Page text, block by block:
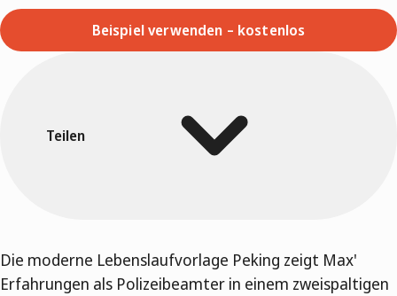
Beispiel verwenden – kostenlos
Teilen
Die moderne Lebenslaufvorlage Peking zeigt Max'
Erfahrungen als Polizeibeamter in einem zweispaltigen